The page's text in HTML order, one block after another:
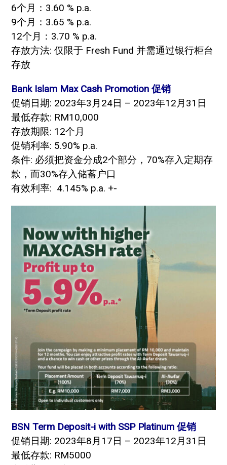
6个月：3.60 % p.a.
9个月：3.65 % p.a.
12个月：3.70 % p.a.
存放方法: 仅限于 Fresh Fund 并需通过银行柜台
存放
Bank Islam Max Cash Promotion 促销
促销日期: 2023年3月24日 – 2023年12月31日
最低存款: RM10,000
存放期限: 12个月
促销利率: 5.90% p.a.
条件: 必须把资金分成2个部分，70%存入定期存
款，而30%存入储蓄户口
有效利率: 4.145% p.a. +-
BSN Term Deposit-i with SSP Platinum 促销
促销日期: 2023年8月17日 – 2023年12月31日
最低存款: RM5000